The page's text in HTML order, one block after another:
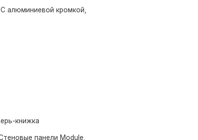
алюминиевой кромкой,
книжка
панели Module,